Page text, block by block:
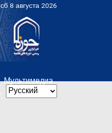
сб 8 августа 2026
Мультимедиа